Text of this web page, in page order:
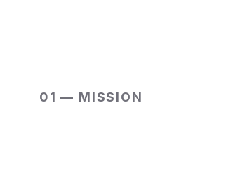
01 — MISSION